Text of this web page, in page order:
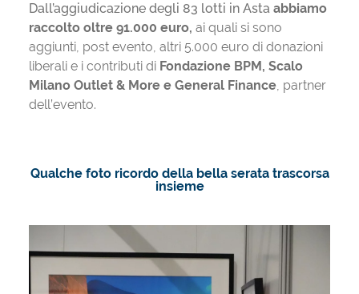
Dall’aggiudicazione degli 83 lotti in Asta abbiamo
raccolto oltre 91.000 euro, ai quali si sono
aggiunti, post evento, altri 5.000 euro di donazioni
liberali e i contributi diFondazione BPM, Scalo
Milano Outlet & More e General Finance, partner
dell’evento.
Qualche foto ricordo della bella serata trascorsa
insieme